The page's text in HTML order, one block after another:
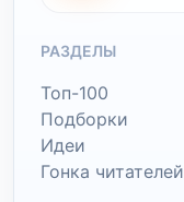
РАЗДЕЛЫ
Топ-100
Подборки
Идеи
Гонка читателей